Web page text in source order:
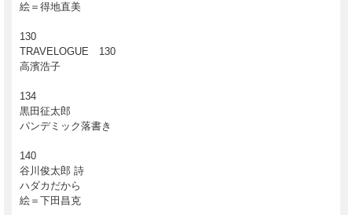
絵＝得地直美
130
TRAVELOGUE 130
高濱浩子
134
黒田征太郎
パンデミック落書き
140
谷川俊太郎 詩
ハダカだから
絵＝下田昌克